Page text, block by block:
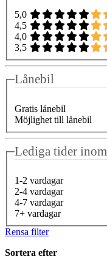
5,0
4,5
4,0
3,5
Lånebil
Gratis lånebil
Möjlighet till lånebil
Lediga tider inom
1-2 vardagar
2-4 vardagar
4-7 vardagar
7+ vardagar
Rensa filter
Sortera efter